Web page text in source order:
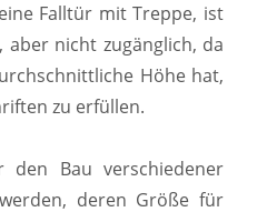
Falltür mit Treppe, ist
aber nicht zugänglich, da
Höhe hat,
zu erfüllen.
Bau verschiedener
deren Größe für